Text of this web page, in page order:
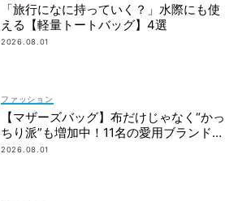
「旅行になに持っていく？」水際にも使
える【軽量トートバッグ】4選
2026.08.01
ファッション
【マザーズバッグ】布だけじゃなく“かっ
ちり派”も増加中！11名の愛用ブランド
は？
2026.08.01